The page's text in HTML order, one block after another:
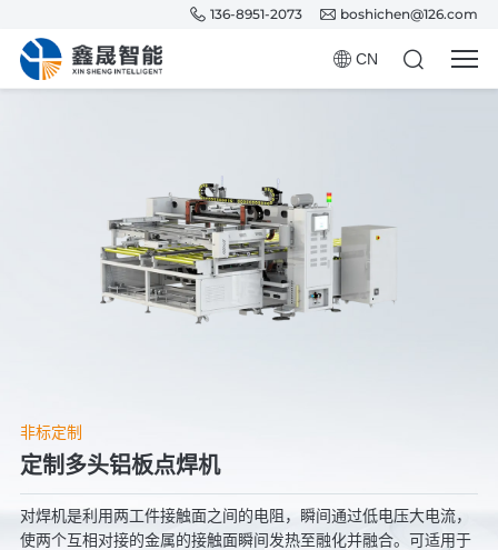
136-8951-2073 boshichen@126.com
CN
非标定制
定制多头铝板点焊机
对焊机是利用两工件接触面之间的电阻，瞬间通过低电压大电流，
使两个互相对接的金属的接触面瞬间发热至融化并融合。可适用于